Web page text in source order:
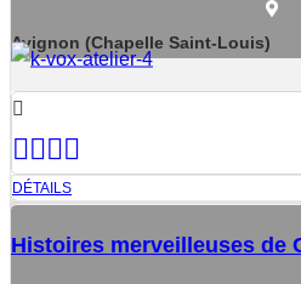
Avignon (Chapelle Saint-Louis)
DÉTAILS
Histoires merveilleuses de